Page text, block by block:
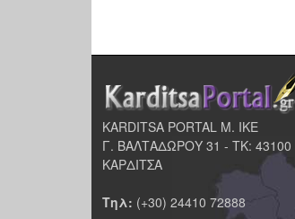
KARDITSA PORTAL Μ. ΙΚΕ
Γ. ΒΑΛΤΑΔΩΡΟΥ 31 - ΤΚ: 43100
ΚΑΡΔΙΤΣΑ
Τηλ: (+30) 24410 72888